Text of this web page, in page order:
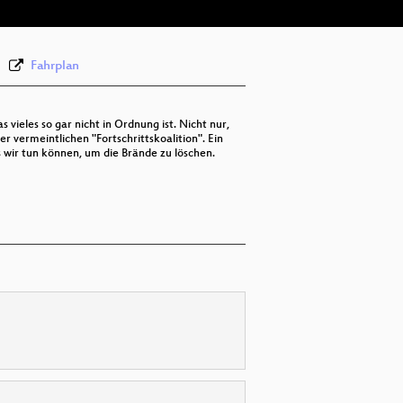
Fahrplan
vieles so gar nicht in Ordnung ist. Nicht nur,
vermeintlichen "Fortschrittskoalition". Ein
tun können, um die Brände zu löschen.